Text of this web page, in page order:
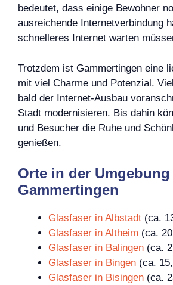
bedeutet, dass einige Bewohner
ausreichende Internetverbindung
schnelleres Internet warten
Trotzdem ist Gammertingen eine
mit viel Charme und Potenzial.
bald der Internet-Ausbau
Stadt modernisieren. Bis dahin
und Besucher die Ruhe und
genießen.
Orte in der
Gammertingen
Glasfaser in Albstadt (ca.
Glasfaser in Altheim (ca.
Glasfaser in Balingen (ca.
Glasfaser in Bingen (ca.
Glasfaser in Bisingen (ca.